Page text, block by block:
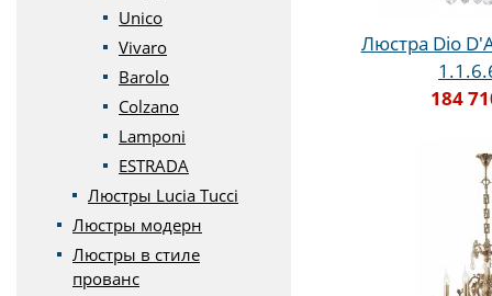
Unico
Vivaro
Barolo
Colzano
Lamponi
ESTRADA
Люстры Lucia Tucci
Люстры модерн
Люстры в стиле
прованс
Люстра Dio
184